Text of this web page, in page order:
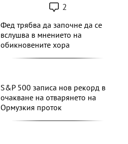
2
Фед трябва да започне да се
вслушва в мнението на
обикновените хора
S&P 500 записа нов рекорд в
очакване на отварянето на
Ормузкия проток